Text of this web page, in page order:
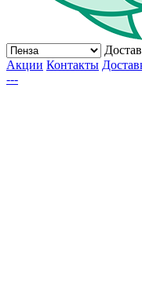
Акции Контакты
---